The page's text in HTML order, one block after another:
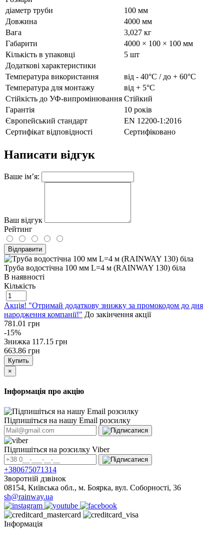
діаметр труби
100 мм
Довжина
4000 мм
Вага
3,027 кг
Габарити
4000 × 100 × 100 мм
Кількість в упаковці
5 шт
Додаткові характеристики
Температура використання
від - 40°С / до + 60°С
Температура для монтажу
від + 5°С
Стійкість до УФ-випромінювання Стійкий
Гарантія
10 років
Європейський стандарт
EN 12200-1:2016
Сертифікат відповідності
Сертифіковано
Написати відгук
Ваше ім’я:
Ваш відгук
Рейтинг
Відправити
Труба водостічна 100 мм L=4 м (RAINWAY 130) біла
В наявності
Кількість
Акція! "Отримай додаткову знижку за промокодом до дня
народження компанії!" До закінчення акції
781.01 грн
-15%
Знижка 117.15 грн
663.86 грн
Купить
×
Інформація про акцію
Підпишіться на нашу Email розсилку
Підпишіться на розсилку Viber
+380675071314
Зворотній дзвінок
08154, Київська обл., м. Боярка, вул. Соборності, 36
sh@rainway.ua
Інформація